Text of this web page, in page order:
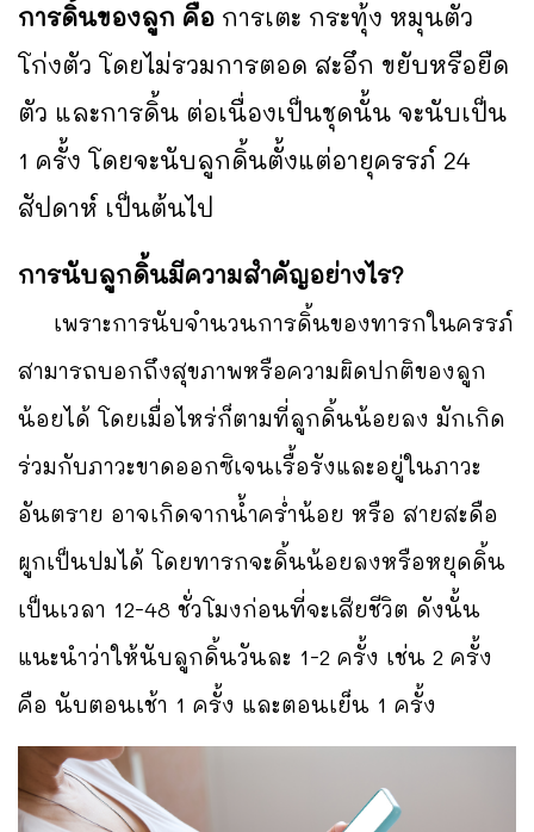
การดิ้นของลูก คือ การเตะ กระทุ้ง หมุนตัว
โก่งตัว โดยไม่รวมการตอด สะอึก ขยับหรือยืด
ตัว และการดิ้น ต่อเนื่องเป็นชุดนั้น จะนับเป็น
1 ครั้ง โดยจะนับลูกดิ้นตั้งแต่อายุครรภ์ 24
สัปดาห์ เป็นต้นไป
การนับลูกดิ้นมีความสำคัญอย่างไร?
เพราะการนับจำนวนการดิ้นของทารกในครรภ์
สามารถบอกถึงสุขภาพหรือความผิดปกติของลูก
น้อยได้ โดยเมื่อไหร่ก็ตามที่ลูกดิ้นน้อยลง มักเกิด
ร่วมกับภาวะขาดออกซิเจนเรื้อรังและอยู่ในภาวะ
อันตราย อาจเกิดจากน้ำคร่ำน้อย หรือ สายสะดือ
ผูกเป็นปมได้ โดยทารกจะดิ้นน้อยลงหรือหยุดดิ้น
เป็นเวลา 12-48 ชั่วโมงก่อนที่จะเสียชีวิต ดังนั้น
แนะนำว่าให้นับลูกดิ้นวันละ 1-2 ครั้ง เช่น 2 ครั้ง
คือ นับตอนเช้า 1 ครั้ง และตอนเย็น 1 ครั้ง